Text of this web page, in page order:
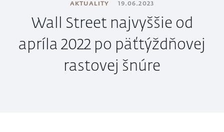
AKTUALITY 19.06.2023
Wall Street najvyššie od
apríla 2022 po päťtýždňovej
rastovej šnúre